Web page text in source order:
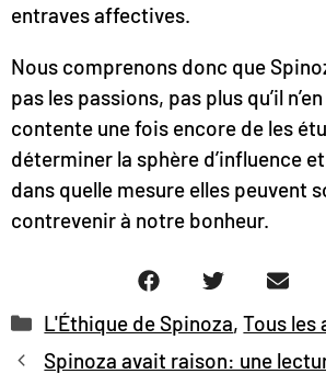
entraves affectives.
Nous comprenons donc que
pas les passions, pas plus qu’il
contente une fois encore de les
déterminer la sphère d’influence
dans quelle mesure elles peuvent
contrevenir à notre bonheur.
Catégories
L'Éthique de Spinoza,Tous les
Spinoza avait raison: une